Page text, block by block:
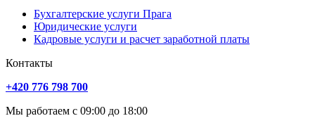
Бухгалтерские услуги Прага
Юридические услуги
Кадровые услуги и расчет заработной платы
Контакты
+420 776 798 700
Мы работаем с 09:00 до 18:00